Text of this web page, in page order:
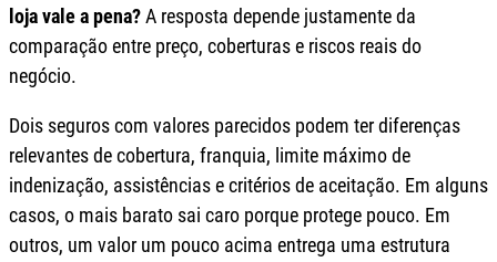
loja vale a pena?A resposta depende justamente da
comparação entre preço, coberturas e riscos reais do
negócio.
Dois seguros com valores parecidos podem ter diferenças
relevantes de cobertura, franquia, limite máximo de
indenização, assistências e critérios de aceitação. Em alguns
casos, o mais barato sai caro porque protege pouco. Em
outros, um valor um pouco acima entrega uma estrutura